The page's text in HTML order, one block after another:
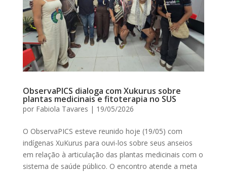
ObservaPICS dialoga com Xukurus sobre
plantas medicinais e fitoterapia no SUS
por Fabiola Tavares | 19/05/2026
O ObservaPICS esteve reunido hoje (19/05) com
indígenas XuKurus para ouvi-los sobre seus anseios
em relação à articulação das plantas medicinais com o
sistema de saúde público. O encontro atende a meta